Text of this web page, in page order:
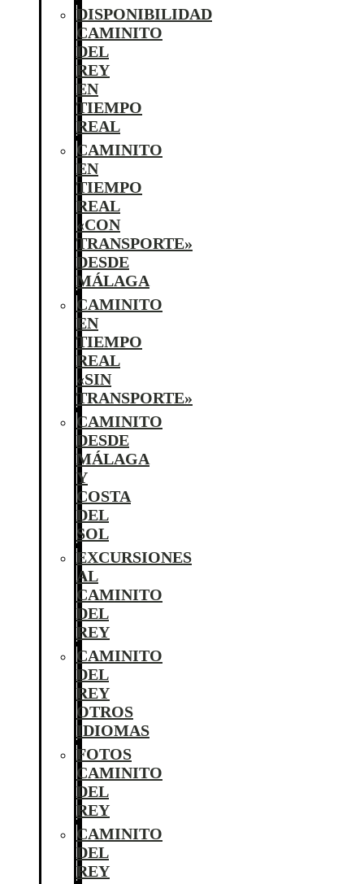
DISPONIBILIDAD
CAMINITO
DEL
REY
EN
TIEMPO
REAL
CAMINITO
EN
TIEMPO
REAL
«CON
TRANSPORTE»
DESDE
MÁLAGA
CAMINITO
EN
TIEMPO
REAL
«SIN
TRANSPORTE»
CAMINITO
DESDE
MÁLAGA
Y
COSTA
DEL
SOL
EXCURSIONES
AL
CAMINITO
DEL
REY
CAMINITO
DEL
REY
OTROS
IDIOMAS
FOTOS
CAMINITO
DEL
REY
CAMINITO
DEL
REY